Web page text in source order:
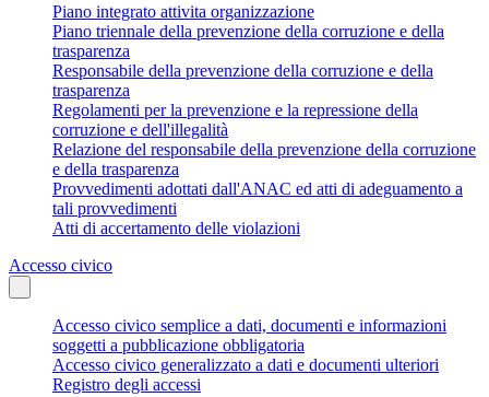
Piano integrato attivita organizzazione
Piano triennale della prevenzione della corruzione e della
trasparenza
Responsabile della prevenzione della corruzione e della
trasparenza
Regolamenti per la prevenzione e la repressione della
corruzione e dell'illegalità
Relazione del responsabile della prevenzione della corruzione
e della trasparenza
Provvedimenti adottati dall'ANAC ed atti di adeguamento a
tali provvedimenti
Atti di accertamento delle violazioni
Accesso civico
Accesso civico semplice a dati, documenti e informazioni
soggetti a pubblicazione obbligatoria
Accesso civico generalizzato a dati e documenti ulteriori
Registro degli accessi